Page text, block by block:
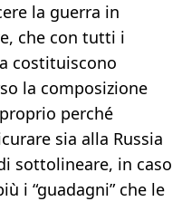
la guerra in
che con tutti i
costituiscono
la composizione
perché
sia alla Russia
sottolineare, in caso
i “guadagni” che le